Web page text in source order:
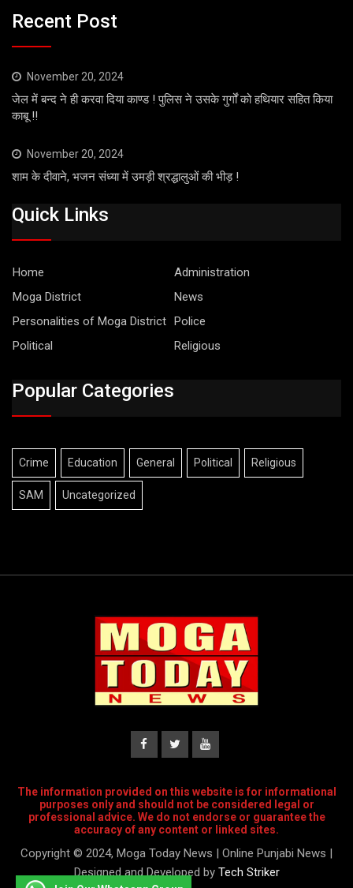
Recent Post
November 20, 2024
जेल में बन्द ने ही करवा दिया काण्ड ! पुलिस ने उसके गुर्गों को हथियार सहित किया
काबू !!
November 20, 2024
शाम के दीवाने, भजन संध्या में उमड़ी श्रद्धालुओं की भीड़ !
Quick Links
Home
Administration
Moga District
News
Personalities of Moga District Police
Political
Religious
Popular Categories
Crime Education General Political Religious
SAM Uncategorized
The information provided on this website is for informational
purposes only and should not be considered legal or
professional advice. We do not endorse or guarantee the
accuracy of any content or linked sites.
Copyright © 2024, Moga Today News | Online Punjabi News |
Designed and Developed by Tech Striker